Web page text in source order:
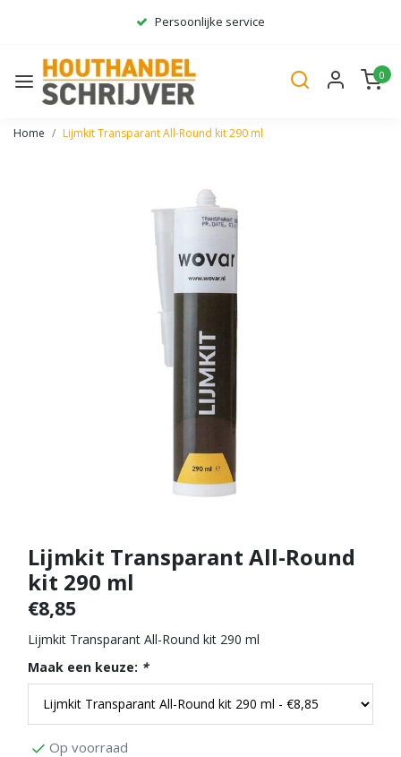
Persoonlijke service
Gratis bezorgd*
0
Home Lijmkit Transparant All-Round kit 290 ml
Lijmkit Transparant All-Round
kit 290 ml
€8,85
Lijmkit Transparant All-Round kit 290 ml
Maak een keuze: *
Op voorraad